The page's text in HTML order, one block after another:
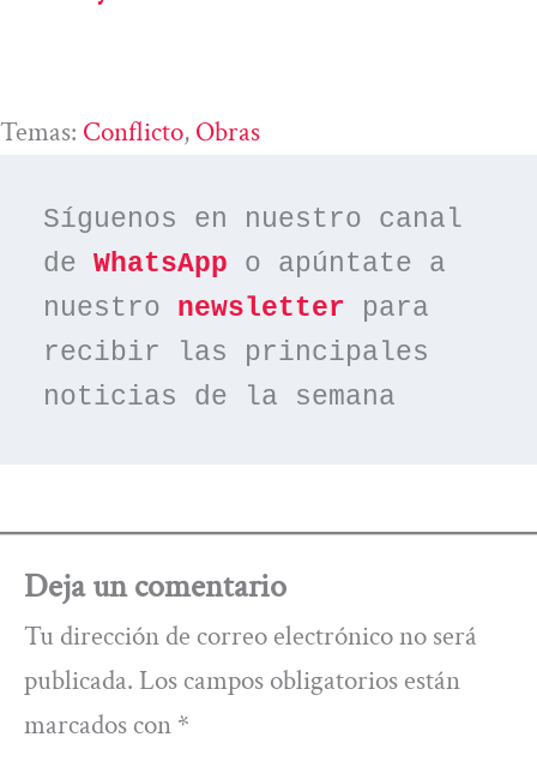
Temas: Conflicto, Obras
Síguenos en nuestro canal
de WhatsApp o apúntate a
nuestro newsletter para
recibir las principales
noticias de la semana
Deja un comentario
Tu dirección de correo electrónico no será
publicada. Los campos obligatorios están
marcados con *